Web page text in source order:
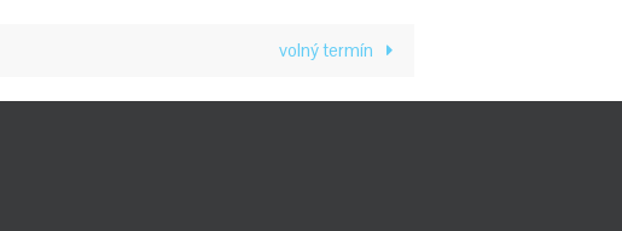
volný termín